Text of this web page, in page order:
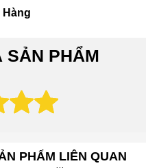
SẢN PHẨM
PHẨM LIÊN QUAN